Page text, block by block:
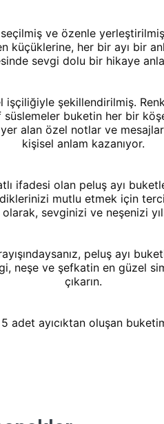
küçüklerine, her bir ayı bir
sevgi dolu bir hikaye
buketin her bir
alan özel notlar ve
kişisel anlam kazanıyor.
mutlu etmek için
olarak, sevginizi ve neşenizi
neşe ve şefkatin en güzel
çıkarın.
5 adet ayıcıktan oluşan